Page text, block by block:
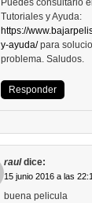
Puedes consultarlo
Tutoriales y Ayuda:
https://
y-ayuda/para
problema. Saludos.
Responder
raul dice:
15 junio 2016 a las
buena pelicula